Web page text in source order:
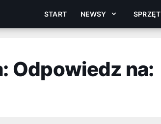
START NEWSY SPRZĘT
Odpowiedz na: